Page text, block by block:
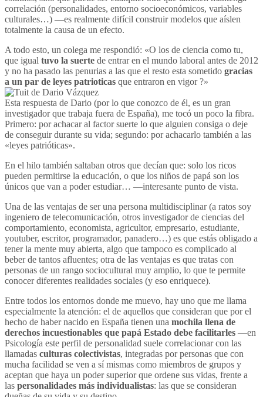
correlación (personalidades, entorno socioeconómicos, variables
culturales…) —es realmente difícil construir modelos que aíslen
totalmente la causa de un efecto.
A todo esto, un colega me respondió: «O los de ciencia como tu,
que igual tuvo la suerte de entrar en el mundo laboral antes de 2012
y no ha pasado las penurias a las que el resto esta sometido gracias
a un par de leyes patrioticas que entraron en vigor ?»
Esta respuesta de Dario (por lo que conozco de él, es un gran
investigador que trabaja fuera de España), me tocó un poco la fibra.
Primero: por achacar al factor suerte lo que alguien consiga o deje
de conseguir durante su vida; segundo: por achacarlo también a las
«leyes patrióticas».
En el hilo también saltaban otros que decían que: solo los ricos
pueden permitirse la educación, o que los niños de papá son los
únicos que van a poder estudiar… —interesante punto de vista.
Una de las ventajas de ser una persona multidisciplinar (a ratos soy
ingeniero de telecomunicación, otros investigador de ciencias del
comportamiento, economista, agricultor, empresario, estudiante,
youtuber, escritor, programador, panadero…) es que estás obligado a
tener la mente muy abierta, algo que tampoco es complicado al
beber de tantos afluentes; otra de las ventajas es que tratas con
personas de un rango sociocultural muy amplio, lo que te permite
conocer diferentes realidades sociales (y eso enriquece).
Entre todos los entornos donde me muevo, hay uno que me llama
especialmente la atención: el de aquellos que consideran que por el
hecho de haber nacido en España tienen una mochila llena de
derechos incuestionables que papá Estado debe facilitarles —en
Psicología este perfil de personalidad suele correlacionar con las
llamadas culturas colectivistas, integradas por personas que con
mucha facilidad se ven a sí mismas como miembros de grupos y
aceptan que haya un poder superior que ordene sus vidas, frente a
las personalidades más individualistas: las que se consideran